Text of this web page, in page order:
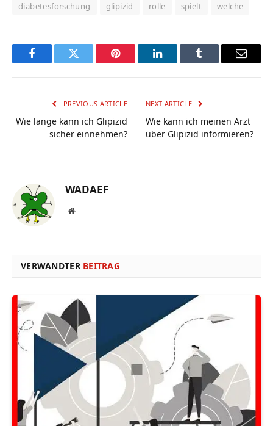
diabetesforschung glipizid rolle spielt welche
FacebookTwitter Pinterest LinkedInTumblr Email
PREVIOUS ARTICLE
Wie lange kann ich Glipizid
sicher einnehmen?
NEXT ARTICLE
Wie kann ich meinen Arzt
über Glipizid informieren?
WADAEF
Website
VERWANDTER BEITRAG